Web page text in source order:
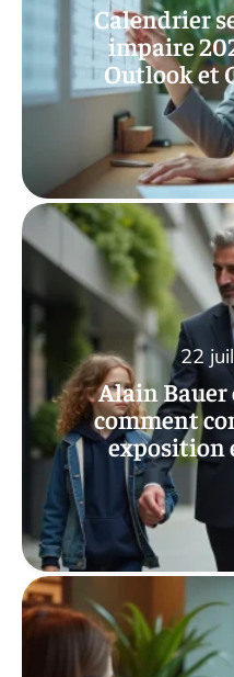
Calendrier
impaire
Outlook et
Alain Bauer
comment
exposition
22